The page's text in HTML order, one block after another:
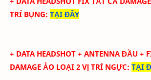
TRÍ BỤNG: TẠI ĐÂY
+ DATA HEADSHOT + ANTENNA ĐẦU +
DAMAGE ẢO LOẠI 2 VỊ TRÍ NGỰC: TẠI